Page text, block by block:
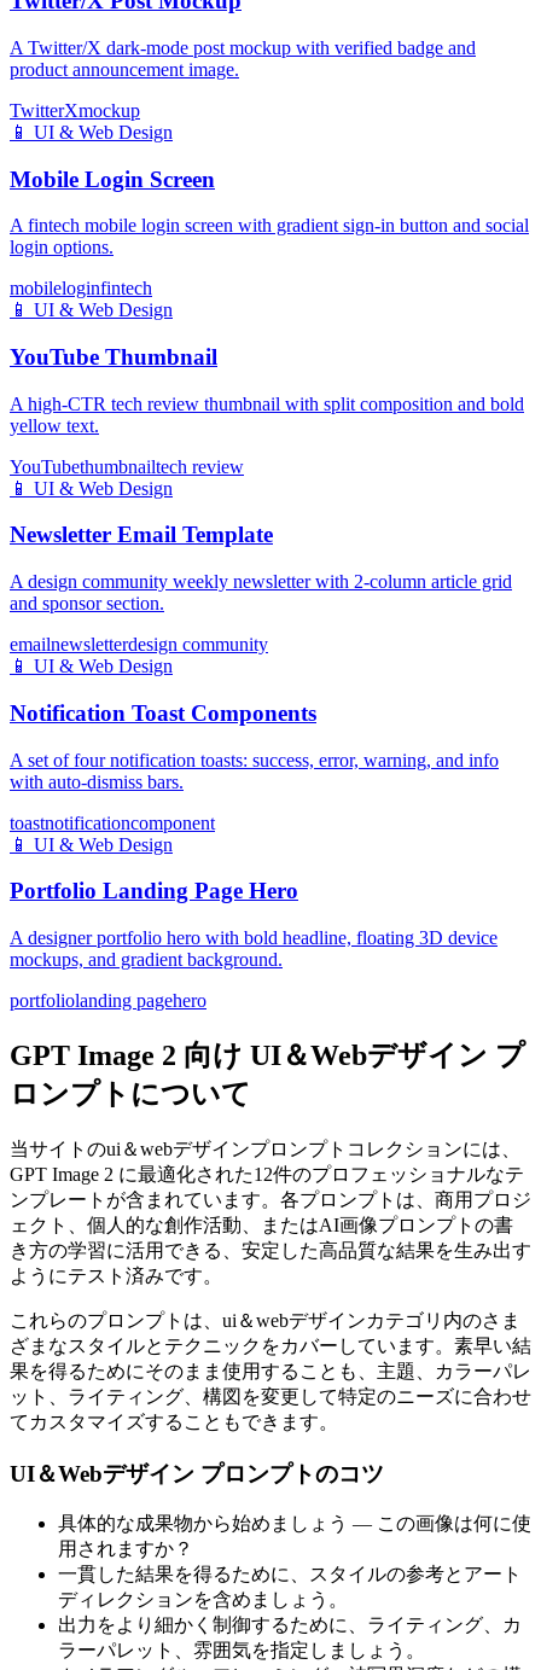
A Twitter/X dark-mode post mockup with verified badge and
product announcement image.
TwitterXmockup
📱 UI & Web Design
Mobile Login Screen
A fintech mobile login screen with gradient sign-in button and social
login options.
mobileloginfintech
📱 UI & Web Design
YouTube Thumbnail
A high-CTR tech review thumbnail with split composition and bold
yellow text.
YouTubethumbnailtech review
📱 UI & Web Design
Newsletter Email Template
A design community weekly newsletter with 2-column article grid
and sponsor section.
emailnewsletterdesign community
📱 UI & Web Design
Notification Toast Components
A set of four notification toasts: success, error, warning, and info
with auto-dismiss bars.
toastnotificationcomponent
📱 UI & Web Design
Portfolio Landing Page Hero
A designer portfolio hero with bold headline, floating 3D device
mockups, and gradient background.
portfoliolanding pagehero
GPT Image 2 向け UI＆Webデザイン プ
ロンプトについて
当サイトのui＆webデザインプロンプトコレクションには、
GPT Image 2 に最適化された12件のプロフェッショナルなテ
ンプレートが含まれています。各プロンプトは、商用プロジ
ェクト、個人的な創作活動、またはAI画像プロンプトの書
き方の学習に活用できる、安定した高品質な結果を生み出す
ようにテスト済みです。
これらのプロンプトは、ui＆webデザインカテゴリ内のさま
ざまなスタイルとテクニックをカバーしています。素早い結
果を得るためにそのまま使用することも、主題、カラーパレ
ット、ライティング、構図を変更して特定のニーズに合わせ
てカスタマイズすることもできます。
UI＆Webデザイン プロンプトのコツ
具体的な成果物から始めましょう — この画像は何に使
用されますか？
一貫した結果を得るために、スタイルの参考とアート
ディレクションを含めましょう。
出力をより細かく制御するために、ライティング、カ
ラーパレット、雰囲気を指定しましょう。